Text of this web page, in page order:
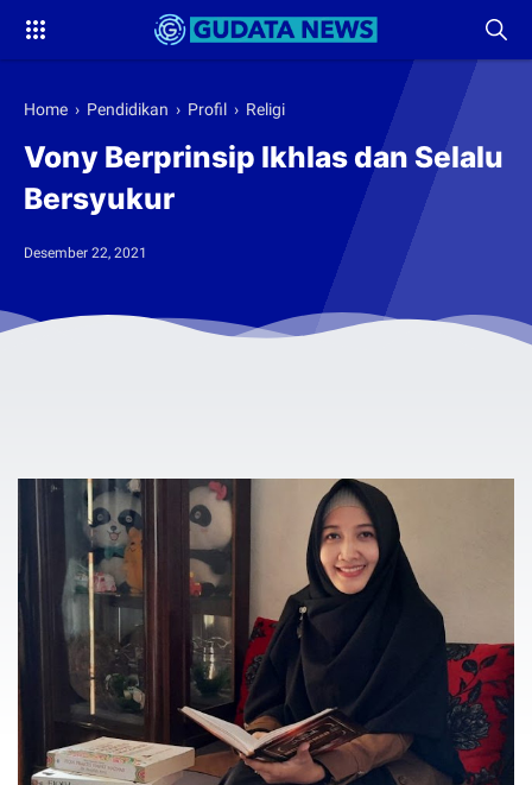
Home › Pendidikan › Profil › Religi
Vony Berprinsip Ikhlas dan Selalu
Bersyukur
Desember 22, 2021